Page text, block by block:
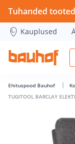
TUGITOOL
Tuhanded
Kauplused
Ehituspood Bauhof
TUGITOOL BARCLAY